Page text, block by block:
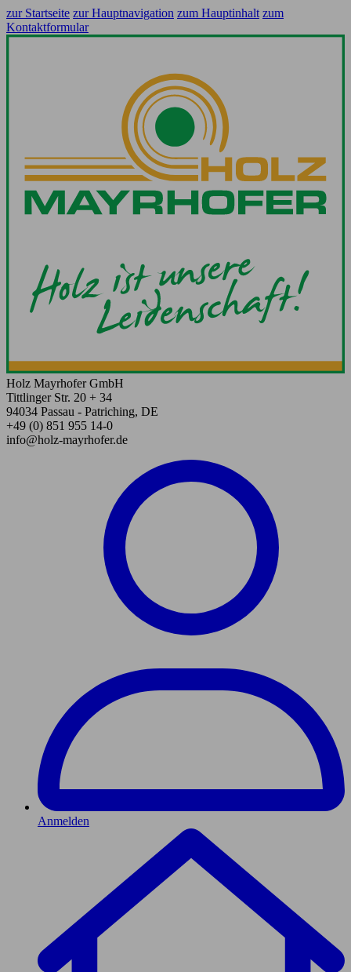
zur Startseite zur Hauptnavigation zum Hauptinhalt zum
Kontaktformular
Holz Mayrhofer GmbH
Tittlinger Str. 20 + 34
94034 Passau - Patriching, DE
+49 (0) 851 955 14-0
info@holz-mayrhofer.de
Anmelden